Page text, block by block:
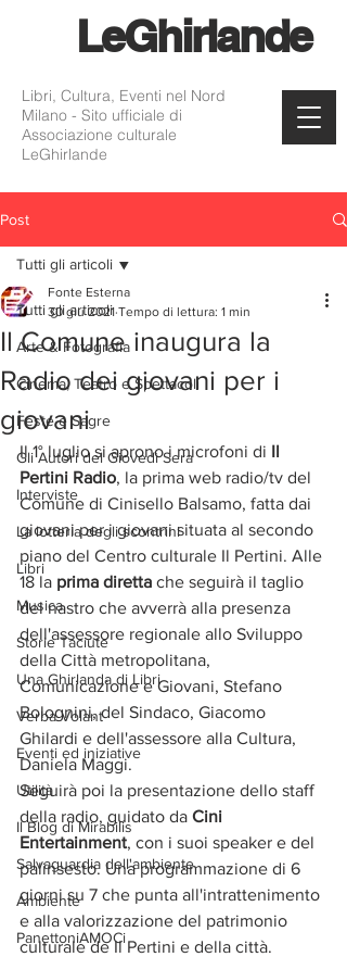
LeGhirlande
Libri, Cultura, Eventi nel Nord
Milano - Sito ufficiale di
Associazione culturale
LeGhirlande
Post
Tutti gli articoli
Arte & Fotografia
Cinema, Teatro e Spettacoli
Feste e Sagre
Gli Autori del Giovedì Sera
Interviste
La lotteria degli scontrini
Libri
Musica
Storie Taciute
Una Ghirlanda di Libri
Verba Volant
Eventi ed iniziative
Utilità
Il Blog di Mirabilis
Salvaguardia dell'ambiente
Ambiente
PanettoniAMOCi
Tutti gli articoli
Il Comune inaugura la
Radio dei giovani per i
giovani
Fonte Esterna
30 giu 2021 Tempo di lettura: 1 min
Il 1° luglio si aprono i microfoni di Il
Pertini Radio, la prima web radio/tv del
Comune di Cinisello Balsamo, fatta dai
giovani per i giovani situata al secondo
piano del Centro culturale Il Pertini. Alle
18 la prima diretta che seguirà il taglio
del nastro che avverrà alla presenza
dell'assessore regionale allo Sviluppo
della Città metropolitana,
Comunicazione e Giovani, Stefano
Bolognini, del Sindaco, Giacomo
Ghilardi e dell'assessore alla Cultura,
Daniela Maggi.
Seguirà poi la presentazione dello staff
della radio, guidato da Cini
Entertainment, con i suoi speaker e del
palinsesto. Una programmazione di 6
giorni su 7 che punta all'intrattenimento
e alla valorizzazione del patrimonio
culturale de Il Pertini e della città.